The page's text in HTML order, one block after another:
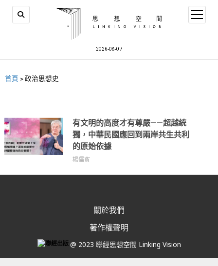
2026-08-07
首頁 >政治思想史
有文明的高度才有尊嚴——超越統
獨，中華民國應回到兩岸共生共利
的原始依據
楊儒賓
關於我們
著作權聲明
@ 2023 聯經思想空間 Linking Vision